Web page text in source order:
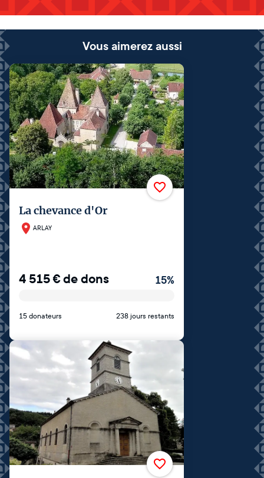
Vous aimerez aussi
La chevance d'Or
ARLAY
4 515€de dons 15%
15 donateurs 238 jours restants